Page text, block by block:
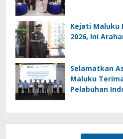
Kejati Maluku
2026, Ini
Selamatkan
Maluku
Pelabuhan